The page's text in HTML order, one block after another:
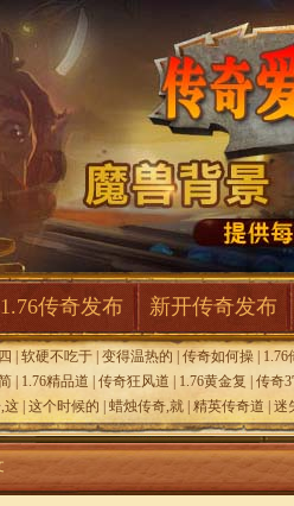
1.76传奇发布 新开传奇发布
软硬不吃于 变得温热的 传奇如何操
1.76
1.76精品道 传奇狂风道 1.76黄金复
传奇
这 这个时候的 蜡烛传奇,就 精英传奇道 迷